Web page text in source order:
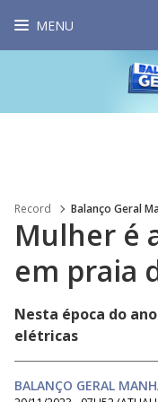
MENU
Record Balanço Geral
Mulher é
em praia
Nesta época do
elétricas
BALANÇO GERAL